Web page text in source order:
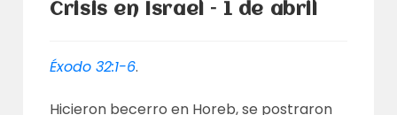
Crisis en Israel – 1 de abril
Éxodo 32:1-6.
Hicieron becerro en Horeb, se postraron